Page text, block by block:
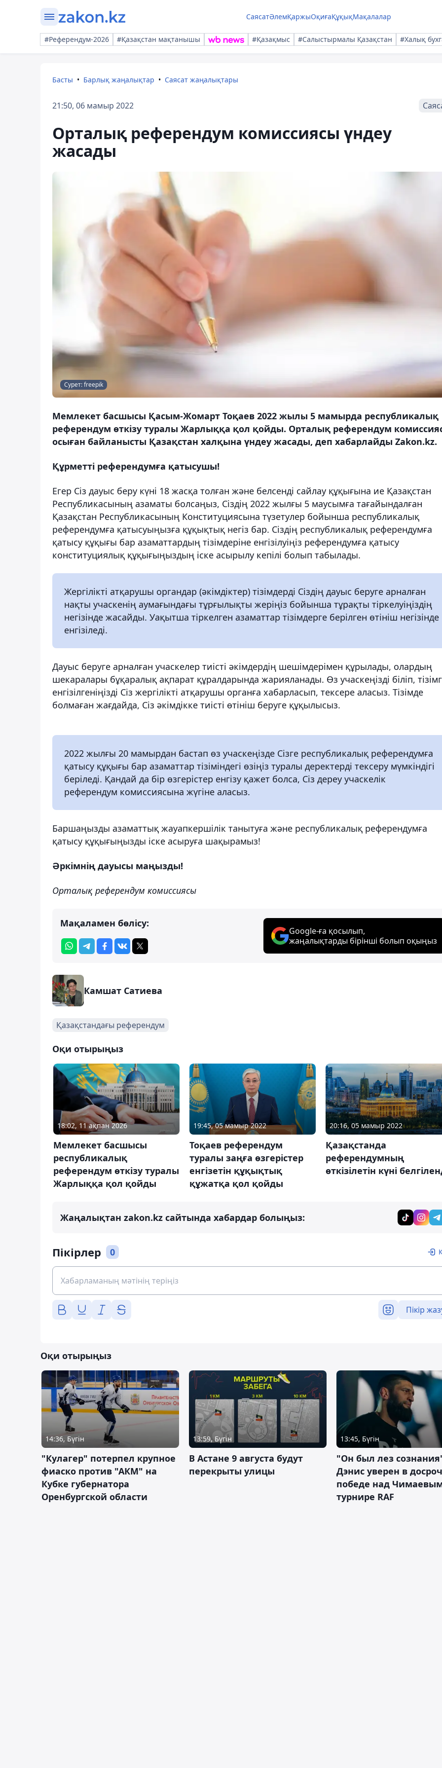
СаясатӘлемҚаржыОқиғаҚұқықМақалалар
#Референдум-2026 #Қазақстан мақтанышы #Қазақмыс #Салыстырмалы Қазақстан #Халық
Басты Барлық жаңалықтар Саясат жаңалықтары
21:50, 06 мамыр 2022
Орталық референдум комиссиясы үндеу
жасады
Сурет: freepik
Мемлекет басшысы Қасым-Жомарт Тоқаев 2022 жылы 5 мамырда республикалық
референдум өткізу туралы Жарлыққа қол қойды. Орталық референдум
осыған байланысты Қазақстан халқына үндеу жасады, деп хабарлайды Zakon.kz.
Құрметті референдумға қатысушы!
Егер Сіз дауыс беру күні 18 жасқа толған және белсенді сайлау құқығына ие Қазақстан
Республикасының азаматы болсаңыз, Сіздің 2022 жылғы 5 маусымға тағайындалған
Қазақстан Республикасының Конституциясына түзетулер бойынша республикалық
референдумға қатысуыңызға құқықтық негіз бар. Сіздің республикалық референдумға
қатысу құқығы бар азаматтардың тізімдеріне енгізілуіңіз референдумға қатысу
конституциялық құқығыңыздың іске асырылу кепілі болып табылады.
Жергілікті атқарушы органдар (әкімдіктер) тізімдерді Сіздің дауыс беруге арналған
нақты учаскенің аумағындағы тұрғылықты жеріңіз бойынша тұрақты тіркелуіңіздің
негізінде жасайды. Уақытша тіркелген азаматтар тізімдерге берілген өтініш негізінде
енгізіледі.
Дауыс беруге арналған учаскелер тиісті әкімдердің шешімдерімен құрылады, олардың
шекаралары бұқаралық ақпарат құралдарында жарияланады. Өз учаскеңізді біліп,
енгізілгеніңізді Сіз жергілікті атқарушы органға хабарласып, тексере аласыз. Тізімде
болмаған жағдайда, Сіз әкімдікке тиісті өтініш беруге құқылысыз.
2022 жылғы 20 мамырдан бастап өз учаскеңізде Сізге республикалық референдумға
қатысу құқығы бар азаматтар тізіміндегі өзіңіз туралы деректерді тексеру мүмкіндігі
беріледі. Қандай да бір өзгерістер енгізу қажет болса, Сіз дереу учаскелік
референдум комиссиясына жүгіне аласыз.
Баршаңызды азаматтық жауапкершілік танытуға және республикалық референдумға
қатысу құқығыңызды іске асыруға шақырамыз!
Әркімнің дауысы маңызды!
Орталық референдум комиссиясы
Мақаламен бөлісу:
Google-ға қосылып,
жаңалықтарды бірінші болып оқыңыз
Камшат Сатиева
Қазақстандағы референдум
Оқи отырыңыз
18:02, 11 ақпан 2026
Мемлекет басшысы
республикалық
референдум өткiзу туралы
Жарлыққа қол қойды
19:45, 05 мамыр 2022
Тоқаев референдум
туралы заңға өзгерістер
енгізетін құқықтық
құжатқа қол қойды
20:16, 05 мамыр 2022
Қазақстанда
референдумның
өткізілетін күні
Жаңалықтан zakon.kz сайтында хабардар болыңыз:
Пікірлер 0
Пікір
Оқи отырыңыз
14:36, Бүгін
"Кулагер" потерпел крупное
фиаско против "АКМ" на
Кубке губернатора
Оренбургской области
13:59, Бүгін
В Астане 9 августа будут
перекрыты улицы
13:45, Бүгін
"Он был лез
Дэнис уверен в
победе над
турнире RAF